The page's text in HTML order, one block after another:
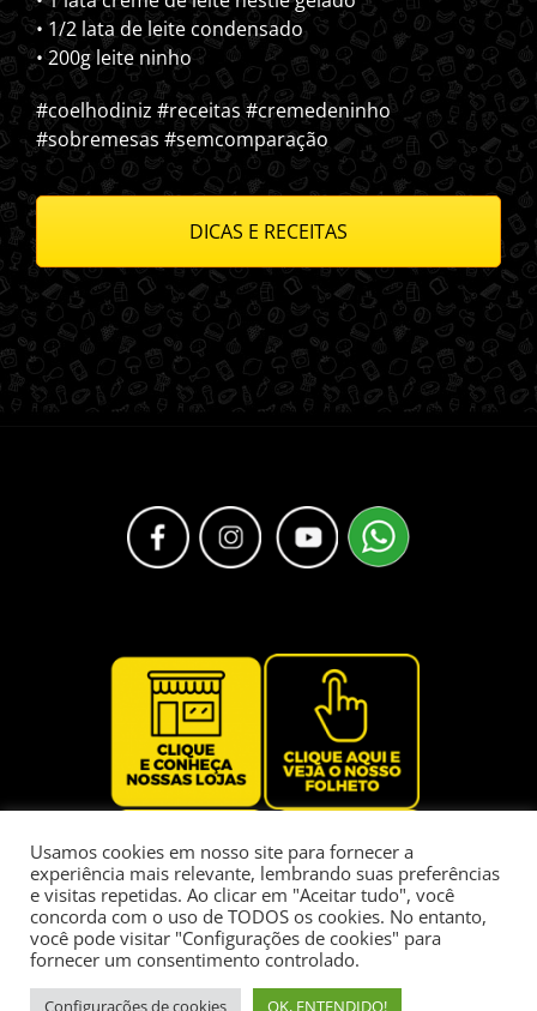
• 1/2 lata de leite condensado
• 200g leite ninho
#coelhodiniz #receitas #cremedeninho
#sobremesas #semcomparação
DICAS E RECEITAS
Usamos cookies em nosso site para fornecer a
experiência mais relevante, lembrando suas preferências
e visitas repetidas. Ao clicar em "Aceitar tudo", você
concorda com o uso de TODOS os cookies. No entanto,
você pode visitar "Configurações de cookies" para
fornecer um consentimento controlado.
Configurações de cookies OK, ENTENDIDO!